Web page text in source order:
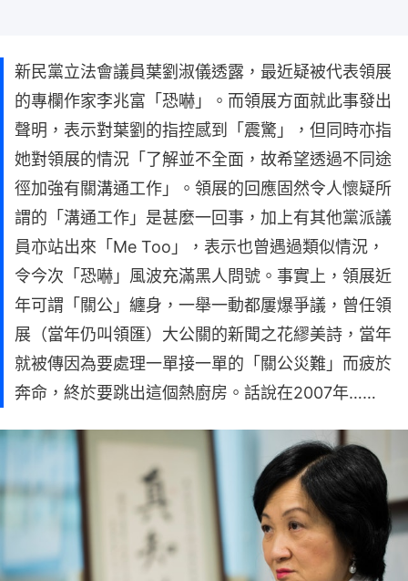
新民黨立法會議員葉劉淑儀透露，最近疑被代表領展
的專欄作家李兆富「恐嚇」。而領展方面就此事發出
聲明，表示對葉劉的指控感到「震驚」，但同時亦指
她對領展的情況「了解並不全面，故希望透過不同途
徑加強有關溝通工作」。領展的回應固然令人懷疑所
謂的「溝通工作」是甚麼一回事，加上有其他黨派議
員亦站出來「Me Too」，表示也曾遇過類似情況，
令今次「恐嚇」風波充滿黑人問號。事實上，領展近
年可謂「關公」纏身，一舉一動都屢爆爭議，曾任領
展（當年仍叫領匯）大公關的新聞之花繆美詩，當年
就被傳因為要處理一單接一單的「關公災難」而疲於
奔命，終於要跳出這個熱廚房。話說在2007年……